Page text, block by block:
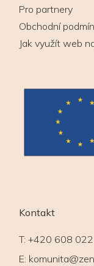
Pro partnery
Obchodní
Jak využít web
Kontakt
T: +420 608
E: